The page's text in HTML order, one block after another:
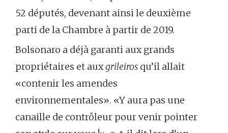
52 députés, devenant ainsi le deuxième
parti de la Chambre à partir de 2019.
Bolsonaro a déjà garanti aux grands
propriétaires et auxgrileiros qu’il allait
«contenir les amendes
environnementales». «Y aura pas une
canaille de contrôleur pour venir pointer